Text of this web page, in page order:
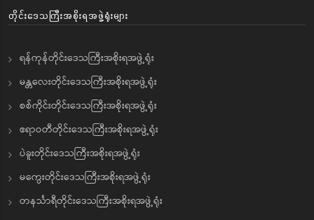
တိုင်းဒေသကြီးအစိုးရအဖွဲ့ရုံးများ
ရန်ကုန်တိုင်းဒေသကြီးအစိုးရအဖွဲ့ရုံး
မန္တလေးတိုင်းဒေသကြီးအစိုးရအဖွဲ့ရုံး
စစ်ကိုင်းတိုင်းဒေသကြီးအစိုးရအဖွဲ့ရုံး
ဧရာဝတီတိုင်းဒေသကြီးအစိုးရအဖွဲ့ရုံး
ပဲခူးတိုင်းဒေသကြီးအစိုးရအဖွဲ့ရုံး
မကွေးတိုင်းဒေသကြီးအစိုးရအဖွဲ့ရုံး
တနင်္သာရီတိုင်းဒေသကြီးအစိုးရအဖွဲ့ရုံး